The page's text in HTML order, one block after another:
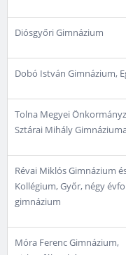
Diósgyőri Gimnázium
Dobó István Gimnázium,
Tolna Megyei
Sztárai Mihály
Révai Miklós Gimnázium
Kollégium, Győr, négy
gimnázium
Móra Ferenc Gimnázium,